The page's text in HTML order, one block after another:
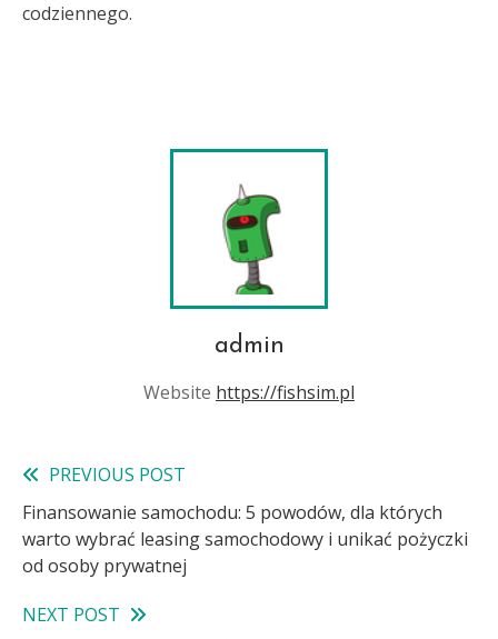
codziennego.
admin
Website https://fishsim.pl
Read
more
articles
PREVIOUS POST
Finansowanie samochodu: 5 powodów, dla których
warto wybrać leasing samochodowy i unikać pożyczki
od osoby prywatnej
NEXT POST